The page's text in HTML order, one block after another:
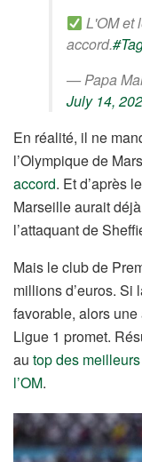
L'OM et
accord.
— Papa
July 14,
En réalité, il ne
l’Olympique de
accord. Et d’après
Marseille aurait
l’attaquant de
Mais le club de
millions d’euros. Si
favorable, alors
Ligue 1 promet.
au top des
l’OM.